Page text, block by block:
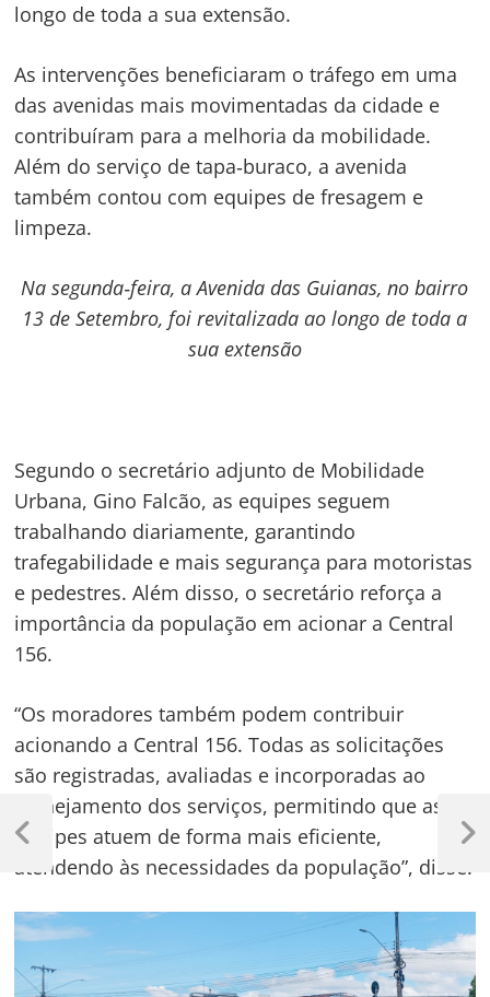
longo de toda a sua extensão.
As intervenções beneficiaram o tráfego em uma
das avenidas mais movimentadas da cidade e
contribuíram para a melhoria da mobilidade.
Além do serviço de tapa‑buraco, a avenida
também contou com equipes de fresagem e
limpeza.
Na segunda‑feira, a Avenida das Guianas, no bairro
13 de Setembro, foi revitalizada ao longo de toda a
sua extensão
Segundo o secretário adjunto de Mobilidade
Urbana, Gino Falcão, as equipes seguem
trabalhando diariamente, garantindo
trafegabilidade e mais segurança para motoristas
e pedestres. Além disso, o secretário reforça a
importância da população em acionar a Central
156.
“Os moradores também podem contribuir
acionando a Central 156. Todas as solicitações
são registradas, avaliadas e incorporadas ao
planejamento dos serviços, permitindo que as
equipes atuem de forma mais eficiente,
atendendo às necessidades da população”, disse.
Navegação
de
Post
Previous
Next